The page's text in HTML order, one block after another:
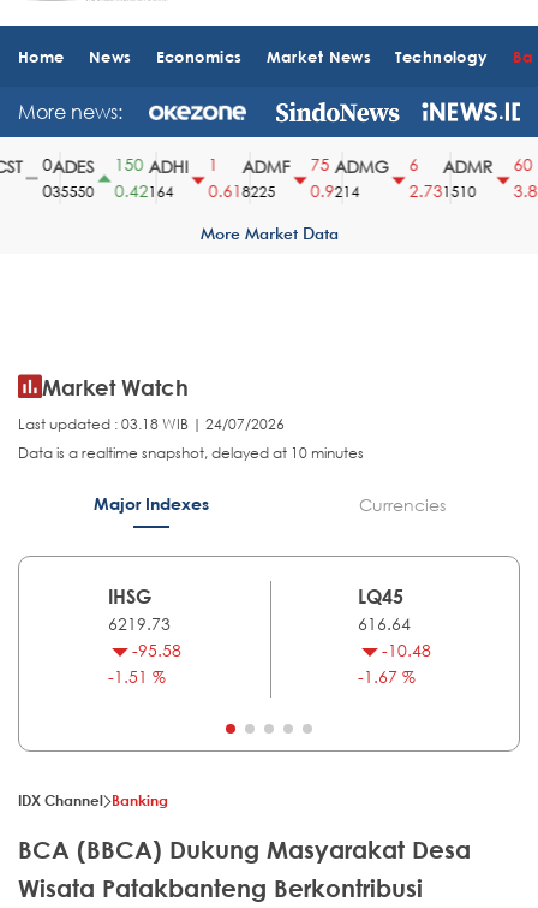
Home News Economics Market News Technology
More news:
ADES
35550
150
0.42
ADHI
164
0.61
ADMF
8225
75
0.9
ADMG
214
2.73
ADMR
1510
60
3.82
More Market Data
Market Watch
Last updated : 03.18 WIB | 24/07/2026
Data is a realtime snapshot, delayed at 10 minutes
Major Indexes Currencies
IHSG
6219.73
-95.58
-1.51 %
LQ45
616.64
-10.48
-1.67 %
IDX Channel Banking
BCA (BBCA) Dukung Masyarakat Desa
Wisata Patakbanteng Berkontribusi